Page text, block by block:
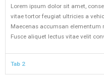
Lorem ipsum dolor sit amet,
vitae tortor feugiat ultricies a
Maecenas accumsan
Fusce aliquet lectus vitae velit
Tab 2